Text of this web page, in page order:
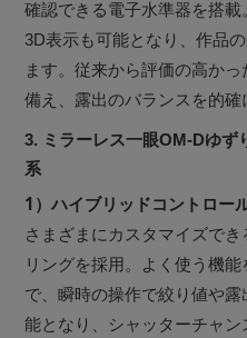
確認できる電子水準器を搭載
3D表示も可能となり、作品
ます。従来から評価の高か
備え、露出のバランスを的確
3. ミラーレス一眼OM-Dゆず
系
1）ハイブリッドコントロー
さまざまにカスタマイズで
リングを採用。よく使う機
で、瞬時の操作で絞り値や
能となり、シャッターチャ